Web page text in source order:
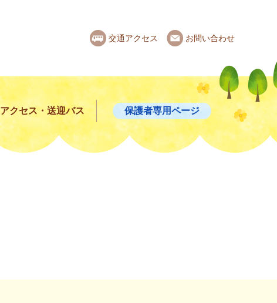
アクセス・送迎バス 保護者専用ページ
交通アクセス お問い合わせ